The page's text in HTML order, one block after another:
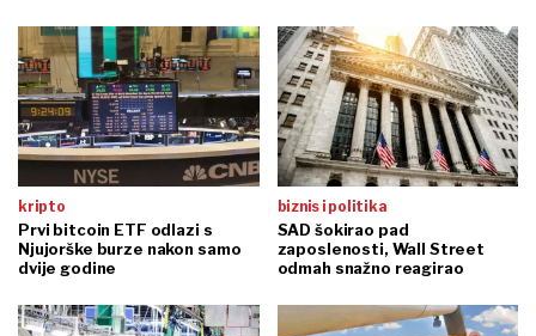
kripto
Prvi bitcoin ETF odlazi s
Njujorške burze nakon samo
dvije godine
biznis i politika
SAD šokirao pad
zaposlenosti, Wall Street
odmah snažno reagirao